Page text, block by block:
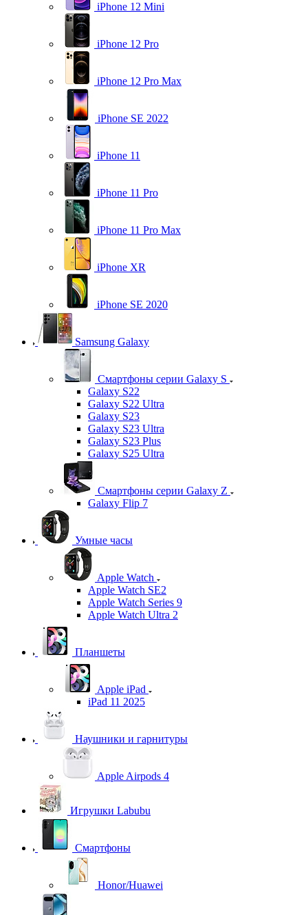
iPhone 12 Mini
iPhone 12 Pro
iPhone 12 Pro Max
iPhone SE 2022
iPhone 11
iPhone 11 Pro
iPhone 11 Pro Max
iPhone XR
iPhone SE 2020
Samsung Galaxy
Смартфоны серии Galaxy S
Galaxy S22
Galaxy S22 Ultra
Galaxy S23
Galaxy S23 Ultra
Galaxy S23 Plus
Galaxy S25 Ultra
Смартфоны серии Galaxy Z
Galaxy Flip 7
Умные часы
Apple Watch
Apple Watch SE2
Apple Watch Series 9
Apple Watch Ultra 2
Планшеты
Apple iPad
iPad 11 2025
Наушники и гарнитуры
Apple Airpods 4
Игрушки Labubu
Смартфоны
Honor/Huawei